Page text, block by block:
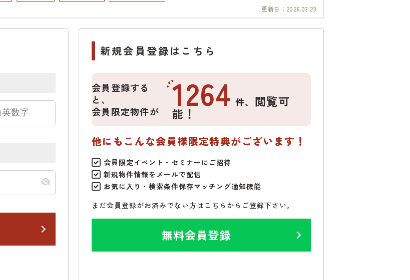
更新日： 2026.03.23
新規会員登録はこちら
会員登録する
と、
会員限定物件が
1264 件、 閲覧可
能！
他にもこんな会員様限定特典がございます！
会員限定イベント・セミナーにご招待
新規物件情報をメールで配信
お気に入り・検索条件保存マッチング通知機能
まだ会員登録がお済みでない方はこちらからご登録下さい。
無料会員登録